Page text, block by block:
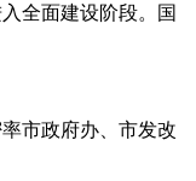
全面建设阶段。国
市政府办、市发改